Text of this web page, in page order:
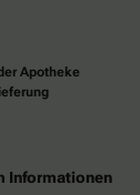
Apotheke
Informationen